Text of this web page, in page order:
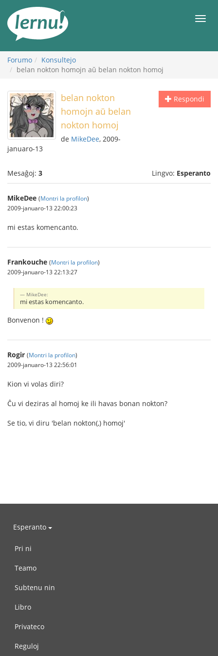
enhavo
Forumo
Konsultejo
belan nokton homojn aŭ belan nokton homoj
Respondi
belan nokton
homojn aŭ belan
nokton homoj
de MikeDee, 2009-
januaro-13
Mesaĝoj: 3 Lingvo: Esperanto
MikeDee (Montri la profilon)
2009-januaro-13 22:00:23
mi estas komencanto.
Frankouche (Montri la profilon)
2009-januaro-13 22:13:27
MikeDee:
mi estas komencanto.
Bonvenon !
Rogir (Montri la profilon)
2009-januaro-13 22:56:01
Kion vi volas diri?
Ĉu vi deziras al homoj ke ili havas bonan nokton?
Se tio, vi diru 'belan nokton(,) homoj'
Esperanto
Pri ni
Teamo
Subtenu nin
Libro
Privateco
Reguloj